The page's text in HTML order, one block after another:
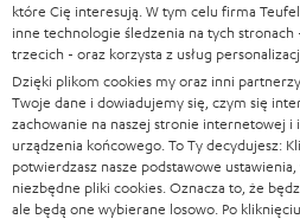
INNE KRAJE
Nota prawna OWH
Polityka prywatności
Ustawienia ochrony prywatności
EU Data
które Cię interesują. W tym celu firma
inne technologie śledzenia na tych
trzecich - oraz korzysta z usług
Dzięki plikom cookies my oraz inni
Twoje dane i dowiadujemy się, czym się
zachowanie na naszej stronie internetowej
urządzenia końcowego. To Ty decydujesz:
potwierdzasz nasze podstawowe
niezbędne pliki cookies. Oznacza to, że
ale będą one wybierane losowo. Po